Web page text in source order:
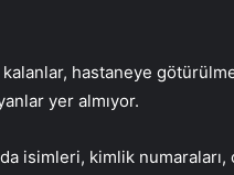
kalanlar, hastaneye
yer almıyor.
isimleri, kimlik numaraları,